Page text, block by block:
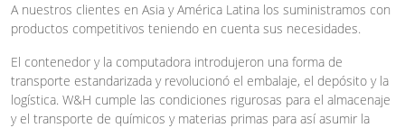
A nuestros clientes en Asia y América Latina los suministramos con
productos competitivos teniendo en cuenta sus necesidades.
El contenedor y la computadora introdujeron una forma de
transporte estandarizada y revolucionó el embalaje, el depósito y la
logística. W&H cumple las condiciones rigurosas para el almacenaje
y el transporte de químicos y materias primas para así asumir la